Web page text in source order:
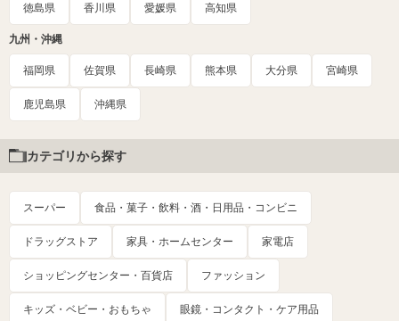
徳島県 香川県 愛媛県 高知県
九州・沖縄
福岡県 佐賀県 長崎県 熊本県 大分県 宮崎県
鹿児島県 沖縄県
カテゴリから探す
スーパー 食品・菓子・飲料・酒・日用品・コンビニ
ドラッグストア 家具・ホームセンター 家電店
ショッピングセンター・百貨店 ファッション
キッズ・ベビー・おもちゃ 眼鏡・コンタクト・ケア用品